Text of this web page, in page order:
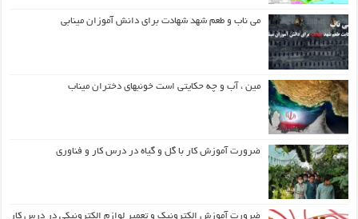
می ناب و طعم شهد شهادت برای دانش آموزان مینابی
مین ، آب و چه حکایتی است خونبهای دختران میناب
ضرورت آموزش کار با گل و گیاه در درس کار و فناوری
ضرورت آموزش الکترونیک و تعمیر لوازم الکترونیکی در درس کار